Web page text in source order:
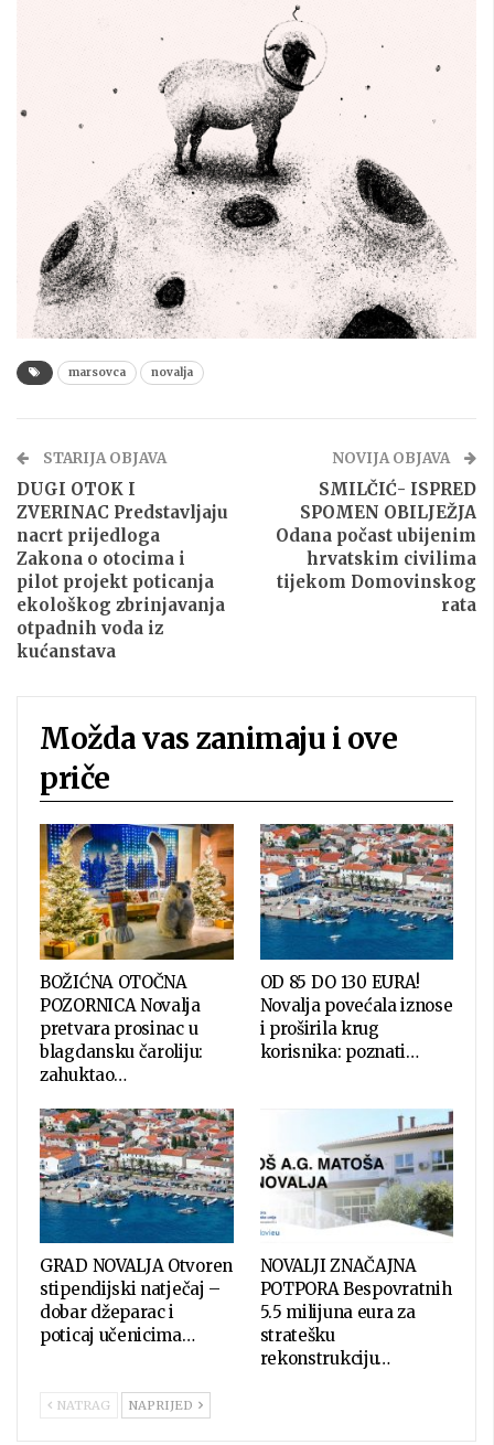
marsovca novalja
STARIJA OBJAVA
DUGI OTOK I
ZVERINAC Predstavljaju
nacrt prijedloga
Zakona o otocima i
pilot projekt poticanja
ekološkog zbrinjavanja
otpadnih voda iz
kućanstava
NOVIJA OBJAVA
SMILČIĆ- ISPRED
SPOMEN OBILJEŽJA
Odana počast ubijenim
hrvatskim civilima
tijekom Domovinskog
rata
Možda vas zanimaju i ove
priče
BOŽIĆNA OTOČNA
POZORNICA Novalja
pretvara prosinac u
blagdansku čaroliju:
zahuktao…
OD 85 DO 130 EURA!
Novalja povećala iznose
i proširila krug
korisnika: poznati…
GRAD NOVALJA Otvoren
stipendijski natječaj –
dobar džeparac i
poticaj učenicima…
NOVALJI ZNAČAJNA
POTPORA Bespovratnih
5.5 milijuna eura za
stratešku
rekonstrukciju…
NATRAG NAPRIJED